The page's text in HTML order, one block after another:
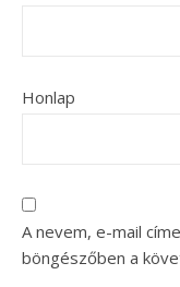
Honlap
A nevem, e-mail
böngészőben a